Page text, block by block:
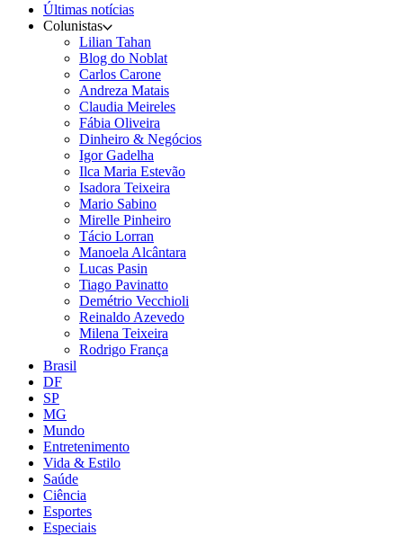
Últimas notícias
Colunistas
Lilian Tahan
Blog do Noblat
Carlos Carone
Andreza Matais
Claudia Meireles
Fábia Oliveira
Dinheiro & Negócios
Igor Gadelha
Ilca Maria Estevão
Isadora Teixeira
Mario Sabino
Mirelle Pinheiro
Tácio Lorran
Manoela Alcântara
Lucas Pasin
Tiago Pavinatto
Demétrio Vecchioli
Reinaldo Azevedo
Milena Teixeira
Rodrigo França
Brasil
DF
SP
MG
Mundo
Entretenimento
Vida & Estilo
Saúde
Ciência
Esportes
Especiais